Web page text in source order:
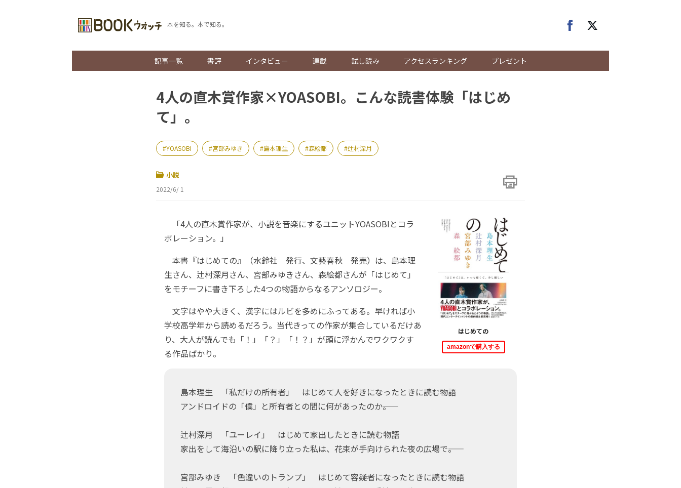
本を知る。本で知る。
記事一覧 書評 インタビュー 連載 試し読み アクセスランキング プレゼント
4人の直木賞作家×YOASOBI。こんな読書体験「はじめ
て」。
YOASOBI 宮部みゆき 島本理生 森絵都 辻村深月
小説
2022/6/ 1
はじめての
amazonで購入する
「4人の直木賞作家が、小説を音楽にするユニットYOASOBIとコラ
ボレーション。」
本書『はじめての』（水鈴社 発行、文藝春秋 発売）は、島本理
生さん、辻村深月さん、宮部みゆきさん、森絵都さんが「はじめて」
をモチーフに書き下ろした4つの物語からなるアンソロジー。
文字はやや大きく、漢字にはルビを多めにふってある。早ければ小
学校高学年から読めるだろう。当代きっての作家が集合しているだけあ
り、大人が読んでも「！」「？」「！？」が頭に浮かんでワクワクす
る作品ばかり。
島本理生 「私だけの所有者」 はじめて人を好きになったときに読む物語
アンドロイドの「僕」と所有者との間に何があったのか――。
辻村深月 「ユーレイ」 はじめて家出したときに読む物語
家出をして海沿いの駅に降り立った私は、花束が手向けられた夜の広場で――。
宮部みゆき 「色違いのトランプ」 はじめて容疑者になったときに読む物語